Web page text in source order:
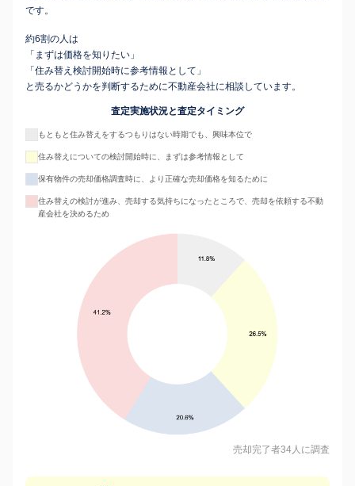
です。
約6割の人は
「まずは価格を知りたい」
「住み替え検討開始時に参考情報として」
と売るかどうかを判断するために不動産会社に相談しています。
査定実施状況と査定タイミング
もともと住み替えをするつもりはない時期でも、興味本位で
住み替えについての検討開始時に、まずは参考情報として
保有物件の売却価格調査時に、より正確な売却価格を知るために
住み替えの検討が進み、売却する気持ちになったところで、売却を依頼する不動
産会社を決めるため
売却完了者34人に調査